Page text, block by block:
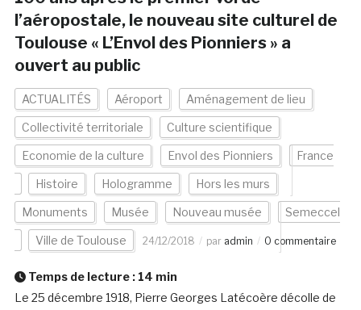
l’aéropostale, le nouveau site culturel de
Toulouse « L’Envol des Pionniers » a
ouvert au public
ACTUALITÉS Aéroport Aménagement de lieu
Collectivité territoriale Culture scientifique
Economie de la culture Envol des Pionniers France
Histoire Hologramme Hors les murs
Monuments Musée Nouveau musée Semeccel
Ville de Toulouse 24/12/2018 par admin 0 commentaire
Temps de lecture : 14 min
Le 25 décembre 1918, Pierre Georges Latécoère décolle de